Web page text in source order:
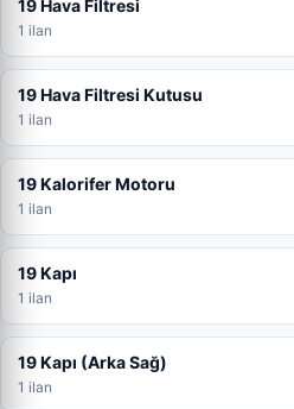
19 Hava Filtresi
1 ilan
19 Hava Filtresi Kutusu
1 ilan
19 Kalorifer Motoru
1 ilan
19 Kapı
1 ilan
19 Kapı (Arka Sağ)
1 ilan